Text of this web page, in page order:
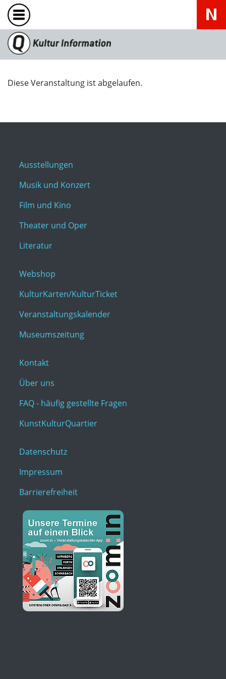
Diese Veranstaltung ist abgelaufen.
Ausstellungen
Musik und Konzert
Film und Kino
Theater und Oper
Literatur
Webshop
KulturKarten/KulturTicket
Veranstaltungskalender
Museumszeitung
Kontakt
Über uns
FAQ - häufig gestellte Fragen
KunstKulturQuartier
Datenschutz
Impressum
Barrierefreiheit